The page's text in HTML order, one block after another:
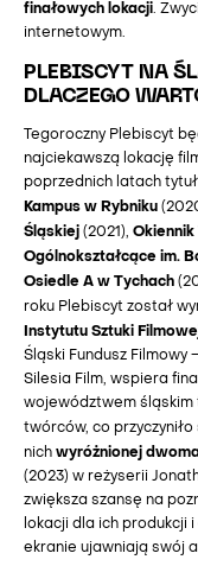
finałowych lokacji.
internetowym.
PLEBISCYT NA
DLACZEGO
Tegoroczny Plebiscyt
najciekawszą lokację
poprzednich latach
Kampus w Rybniku
Śląskiej (2021),
Ogólnokształcące im.
Osiedle A w Tychach
roku Plebiscyt został
Instytutu Sztuki
Śląski Fundusz Filmowy
Silesia Film, wspiera
województwem śląskim
twórców, co
nich wyróżnionej
(2023) w reżyserii
zwiększa szansę na
lokacji dla ich produkcji
ekranie ujawniają swój